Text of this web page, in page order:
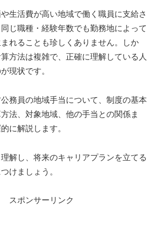
生活費が高い地域で働く職員に支給さ
じ職種・経験年数でも勤務地によって
れることも珍しくありません。しか
方法は複雑で、正確に理解している人
現状です。
務員の地域手当について、制度の基本
法、対象地域、他の手当との関係ま
に解説します。
解し、将来のキャリアプランを立てる
けましょう。
スポンサーリンク